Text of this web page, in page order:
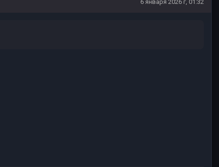
6 января 2026 г, 01:32